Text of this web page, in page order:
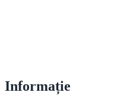
Informație